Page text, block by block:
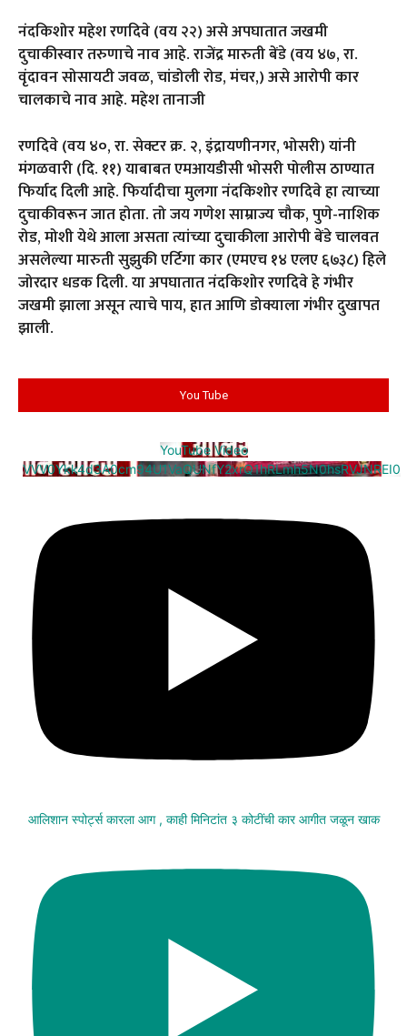
नंदकिशोर महेश रणदिवे (वय २२) असे अपघातात जखमी
दुचाकीस्वार तरुणाचे नाव आहे. राजेंद्र मारुती बेंडे (वय ४७, रा.
वृंदावन सोसायटी जवळ, चांडोली रोड, मंचर,) असे आरोपी कार
चालकाचे नाव आहे. महेश तानाजी
रणदिवे (वय ४०, रा. सेक्टर क्र. २, इंद्रायणीनगर, भोसरी) यांनी
मंगळवारी (दि. ११) याबाबत एमआयडीसी भोसरी पोलीस ठाण्यात
फिर्याद दिली आहे. फिर्यादीचा मुलगा नंदकिशोर रणदिवे हा त्याच्या
दुचाकीवरून जात होता. तो जय गणेश साम्राज्य चौक, पुणे-नाशिक
रोड, मोशी येथे आला असता त्यांच्या दुचाकीला आरोपी बेंडे चालवत
असलेल्या मारुती सुझुकी एर्टिगा कार (एमएच १४ एलए ६७३८) हिले
जोरदार धडक दिली. या अपघातात नंदकिशोर रणदिवे हे गंभीर
जखमी झाला असून त्याचे पाय, हात आणि डोक्याला गंभीर दुखापत
झाली.
You Tube
YouTube Video
VVV0Ykk4d3A0cm94U1VaQUNfY2xrQ1hRLmh5N0hsRVJNREI0
आलिशान स्पोर्ट्स कारला आग , काही मिनिटांत ३ कोटींची कार आगीत जळून खाक